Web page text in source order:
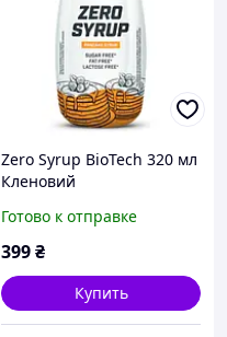
Zero Syrup BioTech 320 мл
Кленовий
Готово к отправке
399₴
Купить